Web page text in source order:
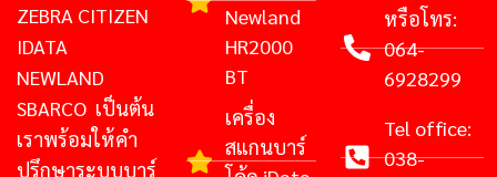
ZEBRA CITIZEN
IDATA
NEWLAND
SBARCO เป็นต้น
เราพร้อมให้คำ
ปรึกษาระบบบาร์
Newland
HR2000
BT
เครื่อง
สแกนบาร์
หรือโทร:
064-
6928299
Tel office:
038-